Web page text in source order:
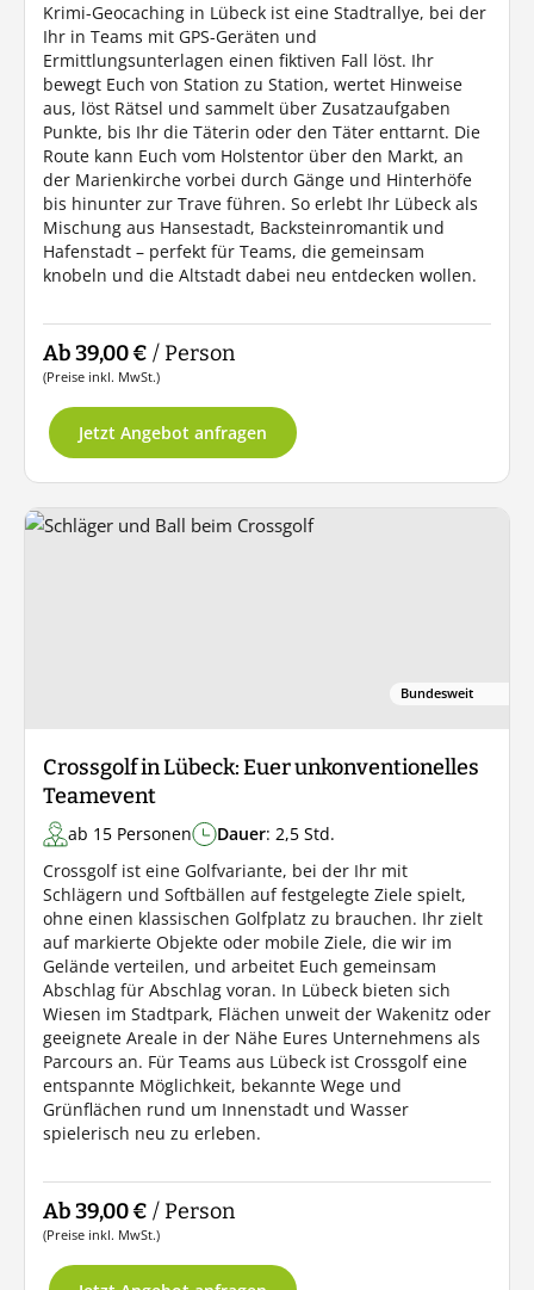
Krimi-Geocaching in Lübeck ist eine Stadtrallye, bei der
Ihr in Teams mit GPS-Geräten und
Ermittlungsunterlagen einen fiktiven Fall löst. Ihr
bewegt Euch von Station zu Station, wertet Hinweise
aus, löst Rätsel und sammelt über Zusatzaufgaben
Punkte, bis Ihr die Täterin oder den Täter enttarnt. Die
Route kann Euch vom Holstentor über den Markt, an
der Marienkirche vorbei durch Gänge und Hinterhöfe
bis hinunter zur Trave führen. So erlebt Ihr Lübeck als
Mischung aus Hansestadt, Backsteinromantik und
Hafenstadt – perfekt für Teams, die gemeinsam
knobeln und die Altstadt dabei neu entdecken wollen.
Ab 39,00 € / Person
(Preise inkl. MwSt.)
Jetzt Angebot anfragen
Bundesweit
Crossgolf in Lübeck: Euer unkonventionelles
Teamevent
ab 15 Personen Dauer: 2,5 Std.
Crossgolf ist eine Golfvariante, bei der Ihr mit
Schlägern und Softbällen auf festgelegte Ziele spielt,
ohne einen klassischen Golfplatz zu brauchen. Ihr zielt
auf markierte Objekte oder mobile Ziele, die wir im
Gelände verteilen, und arbeitet Euch gemeinsam
Abschlag für Abschlag voran. In Lübeck bieten sich
Wiesen im Stadtpark, Flächen unweit der Wakenitz oder
geeignete Areale in der Nähe Eures Unternehmens als
Parcours an. Für Teams aus Lübeck ist Crossgolf eine
entspannte Möglichkeit, bekannte Wege und
Grünflächen rund um Innenstadt und Wasser
spielerisch neu zu erleben.
Ab 39,00 € / Person
(Preise inkl. MwSt.)